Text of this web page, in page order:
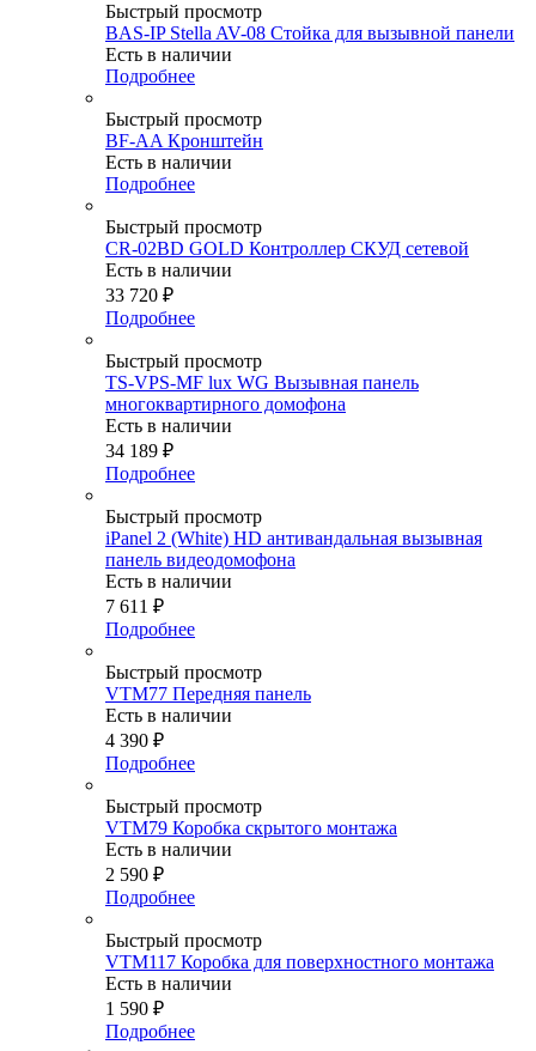
Быстрый просмотр
BAS-IP Stella AV-08 Стойка для вызывной панели
Есть в наличии
Подробнее
Быстрый просмотр
BF-AA Кронштейн
Есть в наличии
Подробнее
Быстрый просмотр
CR-02BD GOLD Контроллер СКУД сетевой
Есть в наличии
33 720 ₽
Подробнее
Быстрый просмотр
TS-VPS-MF lux WG Вызывная панель
многоквартирного домофона
Есть в наличии
34 189 ₽
Подробнее
Быстрый просмотр
iPanel 2 (White) HD антивандальная вызывная
панель видеодомофона
Есть в наличии
7 611 ₽
Подробнее
Быстрый просмотр
VTM77 Передняя панель
Есть в наличии
4 390 ₽
Подробнее
Быстрый просмотр
VTM79 Коробка cкрытого монтажа
Есть в наличии
2 590 ₽
Подробнее
Быстрый просмотр
VTM117 Коробка для поверхностного монтажа
Есть в наличии
1 590 ₽
Подробнее